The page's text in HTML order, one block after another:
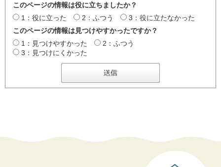
このページの情報は役に立ちましたか？
1：役に立った
2：ふつう
3：役に立たなかった
このページの情報は見つけやすかったですか？
1：見つけやすかった
2：ふつう
3：見つけにくかった